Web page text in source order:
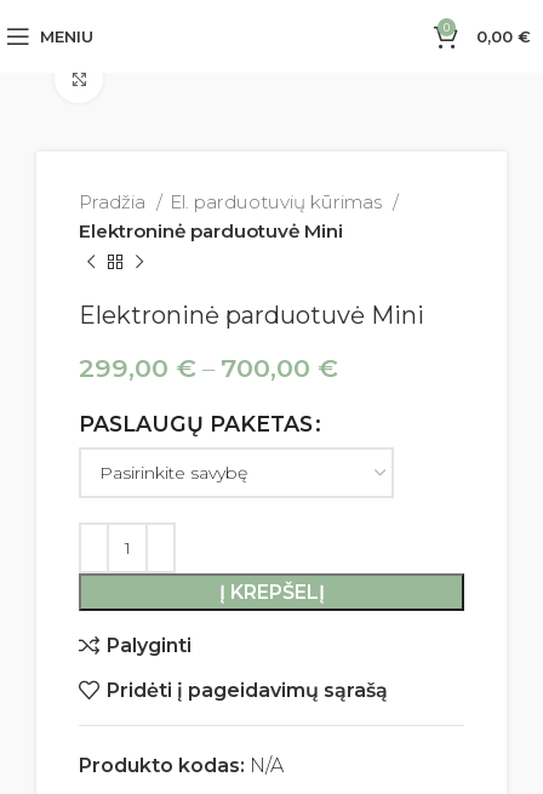
MENIU 0 0,00 €
Pradžia
El. parduotuvių kūrimas
Elektroninė parduotuvė Mini
Elektroninė parduotuvė Mini
299,00 € – 700,00 €
PASLAUGŲ PAKETAS
Į KREPŠELĮ
Palyginti
Pridėti į pageidavimų sąrašą
Produkto kodas: N/A